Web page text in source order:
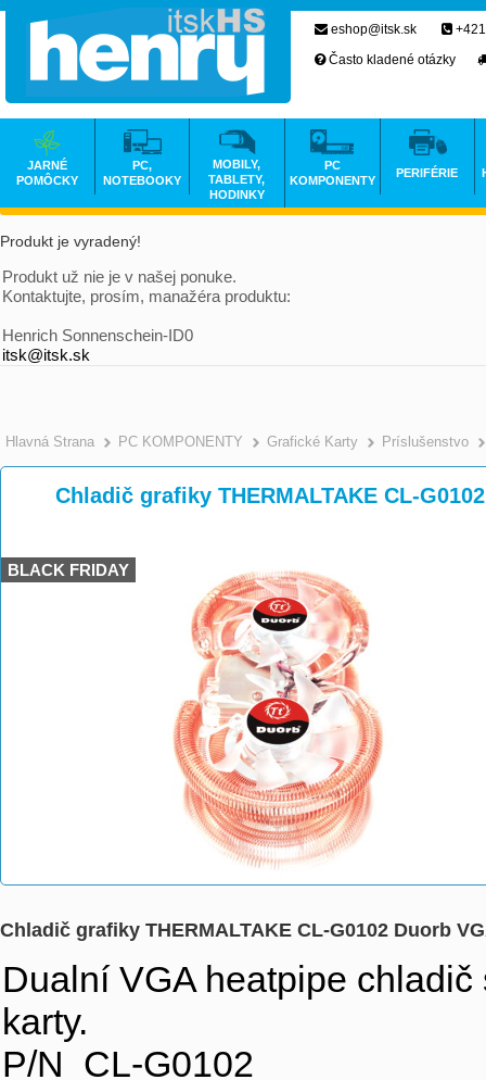
Produkt je vyradený!
Produkt už nie je v našej ponuke.
Kontaktujte, prosím, manažéra produktu:
Henrich Sonnenschein-ID0
itsk@itsk.sk
Hlavná Strana >
PC KOMPONENTY >
Grafické Karty Príslušenstvo
Chladič grafiky THERMALTAKE CL-
BLACK FRIDAY
Chladič grafiky THERMALTAKE CL-G0102 Duorb
Dualní VGA heatpipe
karty.
P/N CL-G0102
eshop@itsk.sk
Často kladené otázky
JARNÉ
POMÔCKY
PC,
NOTEBOOKY
MOBILY,
TABLETY,
HODINKY
PC
KOMPONENTY
PERIFÉRIE